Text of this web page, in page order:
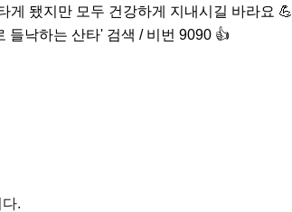
게 됐지만 모두 건강하게 지내시길 바라요 💪
낙하는 산타' 검색 / 비번 9090 👍
.